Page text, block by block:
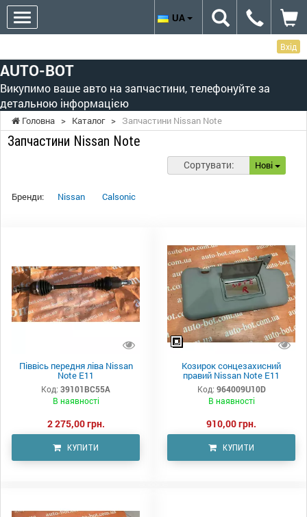
Вхід
AUTO-BOT
Викупимо ваше авто на запчастини, телефонуйте за
детальною інформацією
UA
Головна > Каталог > Запчастини Nissan Note
Запчастини Nissan Note
Сортувати: Нові
Бренди: Nissan Calsonic
Піввісь передня ліва Nissan
Note E11
Код: 39101BC55A
В наявності
2 275,00 грн.
КУПИТИ
Козирок сонцезахисний
правий Nissan Note E11
Код: 964009U10D
В наявності
910,00 грн.
КУПИТИ